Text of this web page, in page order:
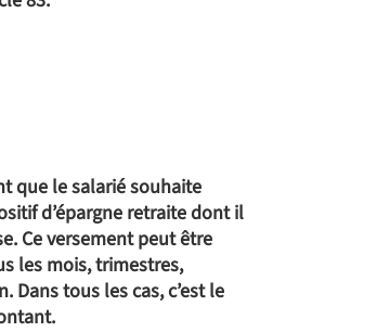
que le salarié souhaite
d’épargne retraite dont il
Ce versement peut être
les mois, trimestres,
Dans tous les cas, c’est le